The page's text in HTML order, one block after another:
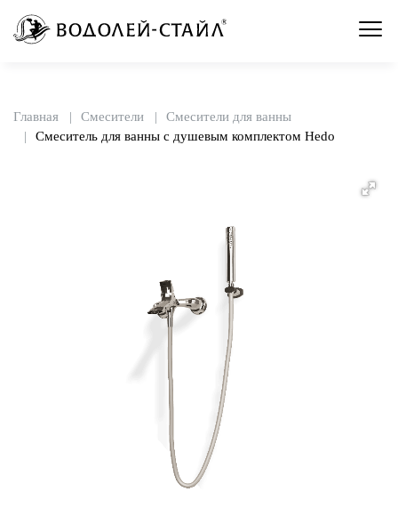
Главная Смесители
Смесители для ванны
Смеситель для ванны с душевым комплектом Hedo